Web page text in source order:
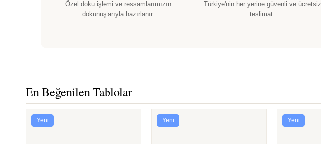
Özel doku işlemi ve ressamlarımızın
dokunuşlarıyla hazırlanır.
Türkiye'nin her yerine güvenli ve ücretsiz
teslimat.
En Beğenilen Tablolar